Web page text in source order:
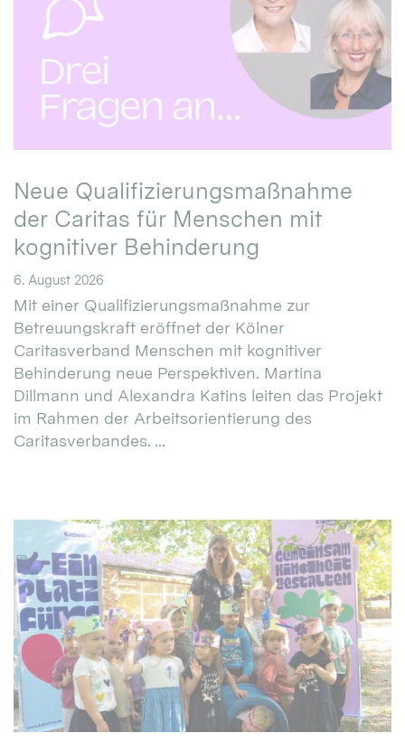
Neue Qualifizierungsmaßnahme
der Caritas für Menschen mit
kognitiver Behinderung
6. August 2026
Mit einer Qualifizierungsmaßnahme zur
Betreuungskraft eröffnet der Kölner
Caritasverband Menschen mit kognitiver
Behinderung neue Perspektiven. Martina
Dillmann und Alexandra Katins leiten das Projekt
im Rahmen der Arbeitsorientierung des
Caritasverbandes. ...